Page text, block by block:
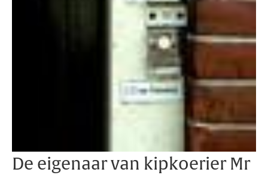
De eigenaar van kipkoerier Mr